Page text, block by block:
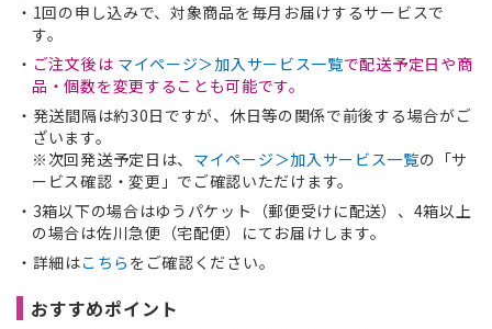
1回の申し込みで、対象商品を毎月お届けするサービスで
す。
ご注文後は マイページ＞加入サービス一覧で配送予定日や商
品・個数を変更することも可能です。
発送間隔は約30日ですが、休日等の関係で前後する場合がご
ざいます。
※次回発送予定日は、 マイページ＞加入サービス一覧の「サ
ービス確認・変更」でご確認いただけます。
3箱以下の場合はゆうパケット（郵便受けに配送）、4箱以上
の場合は佐川急便（宅配便）にてお届けします。
詳細はこちら をご確認ください。
おすすめポイント